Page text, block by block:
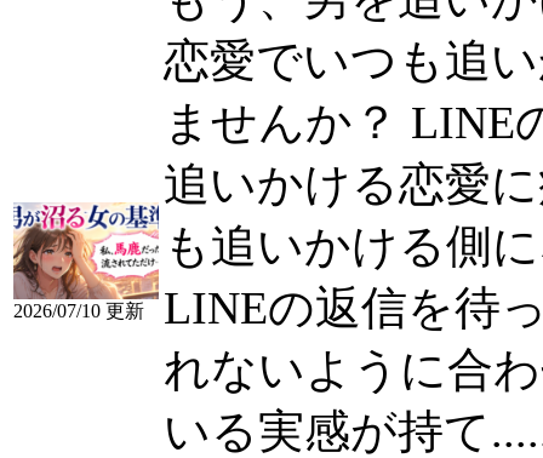
2026/07/10 更新
恋愛でいつも追
ませんか？ LINE
追いかける恋愛
も追いかける側
LINEの返信を待
れないように合
いる実感が持て